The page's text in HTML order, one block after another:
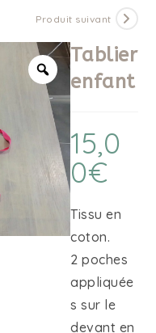
Produit suivant
Tablier
enfant
15,0
0€
Tissu en
coton.
2 poches
appliquée
s sur le
devant en